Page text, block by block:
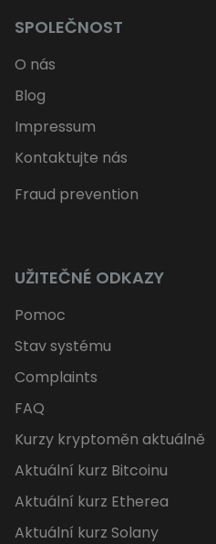
SPOLEČNOST
O nás
Blog
Impressum
Kontaktujte nás
Fraud prevention
UŽITEČNÉ ODKAZY
Pomoc
Stav systému
Complaints
FAQ
Kurzy kryptoměn aktuálně
Aktuální kurz Bitcoinu
Aktuální kurz Etherea
Aktuální kurz Solany